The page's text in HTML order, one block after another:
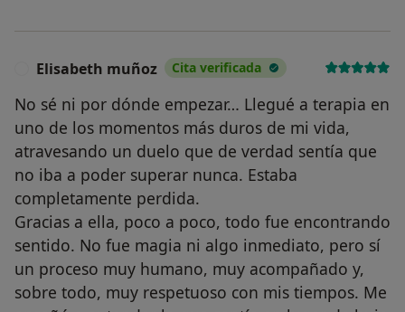
Elisabeth muñoz Cita verificada
No sé ni por dónde empezar… Llegué a terapia en
uno de los momentos más duros de mi vida,
atravesando un duelo que de verdad sentía que
no iba a poder superar nunca. Estaba
completamente perdida.
Gracias a ella, poco a poco, todo fue encontrando
sentido. No fue magia ni algo inmediato, pero sí
un proceso muy humano, muy acompañado y,
sobre todo, muy respetuoso con mis tiempos. Me